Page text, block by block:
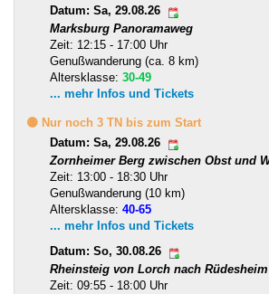
Datum: Sa, 29.08.26
Marksburg Panoramaweg
Zeit: 12:15 - 17:00 Uhr
Genußwanderung (ca. 8 km)
Altersklasse: 30-49
... mehr Infos und Tickets
🟡 Nur noch 3 TN bis zum Start
Datum: Sa, 29.08.26
Zornheimer Berg zwischen Obst und
Zeit: 13:00 - 18:30 Uhr
Genußwanderung (10 km)
Altersklasse: 40-65
... mehr Infos und Tickets
Datum: So, 30.08.26
Rheinsteig von Lorch nach Rüdesheim
Zeit: 09:55 - 18:00 Uhr